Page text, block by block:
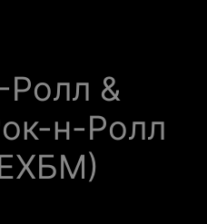
&
н-Ролл